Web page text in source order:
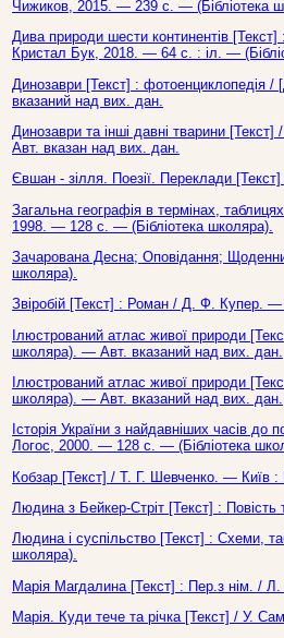
Чижиков, 2015. — 239 с. — (Бібліотека
Дива природи шести континентів
Кристал Бук, 2018. — 64 с. : іл. —
Динозаври [Текст] : фотоенциклопедія
вказаний над вих. дан.
Динозаври та інші давні тварини
Авт. вказан над вих. дан.
Євшан - зілля. Поезії. Переклади
Загальна географія в термінах,
1998. — 128 с. — (Бібліотека школяра).
Зачарована Десна; Оповідання;
школяра).
Звіробій [Текст] : Роман / Д. Ф. Купер.
Ілюстрований атлас живої природи
школяра). — Авт. вказаний над вих. дан.
Ілюстрований атлас живої природи
школяра). — Авт. вказаний над вих. дан.
Історія України з найдавніших часів
Логос, 2000. — 128 с. — (Бібліотека
Кобзар [Текст] / Т. Г. Шевченко. — Київ
Людина з Бейкер-Стріт [Текст] :
Людина і суспільство [Текст] : Схеми,
школяра).
Марія Магдалина [Текст] : Пер.з нім. /
Марія. Куди тече та річка [Текст] / У.